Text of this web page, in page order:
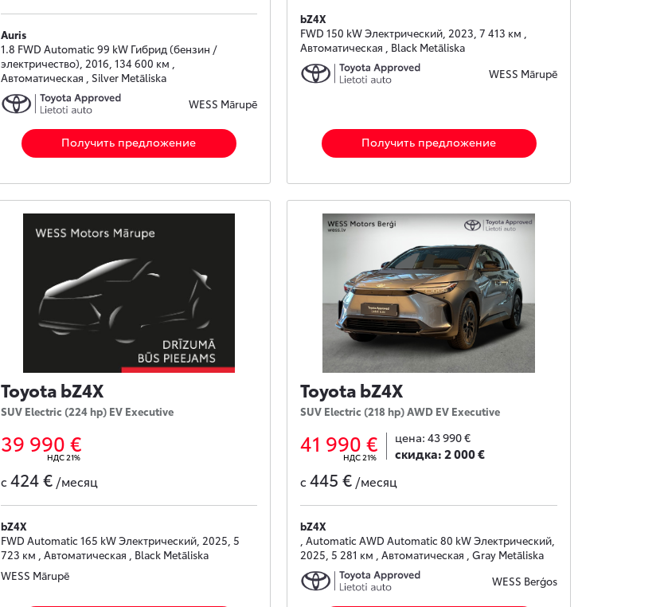
Auris
1.8 FWD Automatic 99 kW Гибрид (бензин /
электричество), 2016, 134 600 км ,
Автоматическая , Silver Metāliska
WESS Mārupē
Получить предложение
bZ4X
FWD 150 kW Электрический, 2023, 7 413 км ,
Автоматическая , Black Metāliska
WESS Mārupē
Получить предложение
Toyota bZ4X
SUV Electric (224 hp) EV Executive
39 990 €
НДС 21%
с 424 €/месяц
bZ4X
FWD Automatic 165 kW Электрический, 2025, 5
723 км , Автоматическая , Black Metāliska
WESS Mārupē
Toyota bZ4X
SUV Electric (218 hp) AWD EV Executive
41 990 €
НДС 21%
цена: 43 990 €
скидка:2 000 €
с445 € /месяц
bZ4X
, Automatic AWD Automatic 80 kW Электрический,
2025, 5 281 км , Автоматическая , Gray Metāliska
WESS Berģos